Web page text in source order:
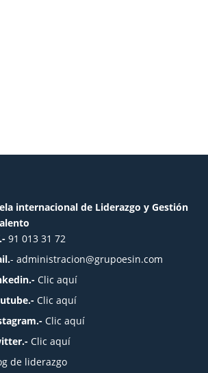
internacional de Liderazgo y Gestión
91 013 31 72
- administracion@grupoesin.com
Clic aquí
Clic aquí
Clic aquí
Clic aquí
de liderazgo